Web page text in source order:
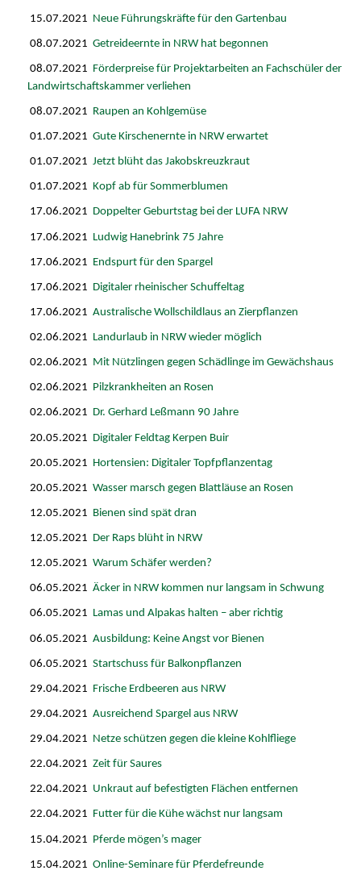
15.07.2021 Neue Führungskräfte für den Gartenbau
08.07.2021Getreideernte in NRW hat begonnen
08.07.2021 Förderpreise für Projektarbeiten an Fachschüler der
Landwirtschaftskammer verliehen
08.07.2021 Raupen an Kohlgemüse
01.07.2021Gute Kirschenernte in NRW erwartet
01.07.2021Jetzt blüht das Jakobskreuzkraut
01.07.2021Kopf ab für Sommerblumen
17.06.2021 Doppelter Geburtstag bei der LUFA NRW
17.06.2021 Ludwig Hanebrink 75 Jahre
17.06.2021 Endspurt für den Spargel
17.06.2021 Digitaler rheinischer Schuffeltag
17.06.2021Australische Wollschildlaus an Zierpflanzen
02.06.2021 Landurlaub in NRW wieder möglich
02.06.2021 Mit Nützlingen gegen Schädlinge im Gewächshaus
02.06.2021 Pilzkrankheiten an Rosen
02.06.2021 Dr. Gerhard Leßmann 90 Jahre
20.05.2021 Digitaler Feldtag Kerpen Buir
20.05.2021 Hortensien: Digitaler Topfpflanzentag
20.05.2021Wasser marsch gegen Blattläuse an Rosen
12.05.2021 Bienen sind spät dran
12.05.2021 Der Raps blüht in NRW
12.05.2021Warum Schäfer werden?
06.05.2021Äcker in NRW kommen nur langsam in Schwung
06.05.2021 Lamas und Alpakas halten – aber richtig
06.05.2021Ausbildung: Keine Angst vor Bienen
06.05.2021Startschuss für Balkonpflanzen
29.04.2021 Frische Erdbeeren aus NRW
29.04.2021Ausreichend Spargel aus NRW
29.04.2021 Netze schützen gegen die kleine Kohlfliege
22.04.2021Zeit für Saures
22.04.2021 Unkraut auf befestigten Flächen entfernen
22.04.2021 Futter für die Kühe wächst nur langsam
15.04.2021 Pferde mögen’s mager
15.04.2021Online-Seminare für Pferdefreunde